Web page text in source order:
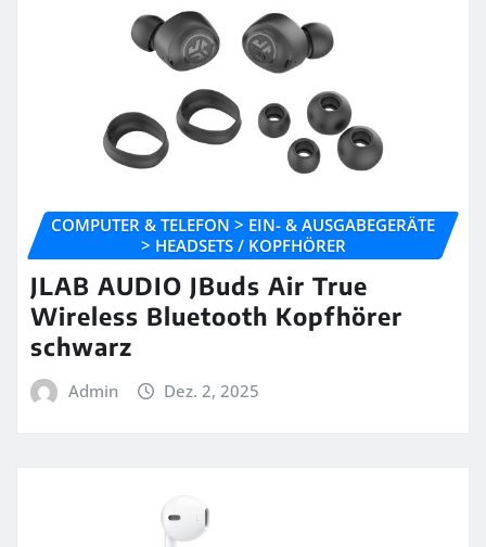
COMPUTER & TELEFON > EIN- & AUSGABEGERÄTE
> HEADSETS / KOPFHÖRER
JLAB AUDIO JBuds Air True
Wireless Bluetooth Kopfhörer
schwarz
Admin Dez. 2, 2025